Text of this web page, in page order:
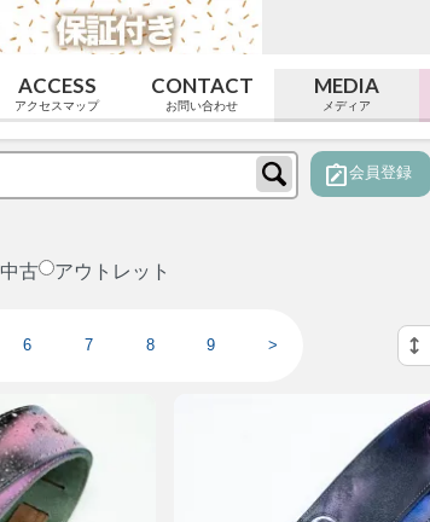
ACCESS
アクセスマップ
CONTACT
お問い合わせ
MEDIA
メディア
note_alt会員登録
中古 アウトレット
6 7 8 9 >